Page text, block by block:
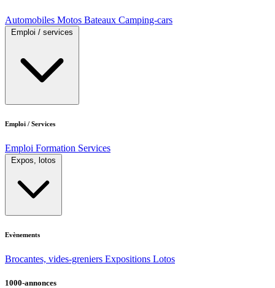
Automobiles Motos Bateaux Camping-cars
Emploi / services
Emploi / Services
Emploi Formation Services
Expos, lotos
Evènements
Brocantes, vides-greniers Expositions Lotos
1000-annonces